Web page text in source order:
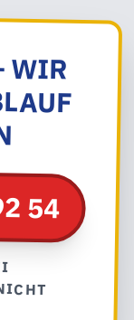
WIR
54